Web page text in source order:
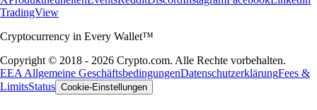
TradingView
Cryptocurrency in Every Wallet™
Copyright © 2018 - 2026 Crypto.com. Alle Rechte vorbehalten.
EEA Allgemeine GeschäftsbedingungenDatenschutzerklärungFees &
LimitsStatus Cookie-Einstellungen